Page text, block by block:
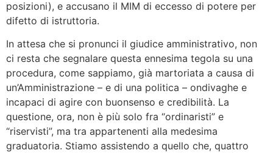
posizioni), e accusano il MIM di eccesso di potere per
difetto di istruttoria.
In attesa che si pronunci il giudice amministrativo, non
ci resta che segnalare questa ennesima tegola su una
procedura, come sappiamo, già martoriata a causa di
un’Amministrazione – e di una politica – ondivaghe e
incapaci di agire con buonsenso e credibilità. La
questione, ora, non è più solo fra “ordinaristi” e
“riservisti”, ma tra appartenenti alla medesima
graduatoria. Stiamo assistendo a quello che, quattro